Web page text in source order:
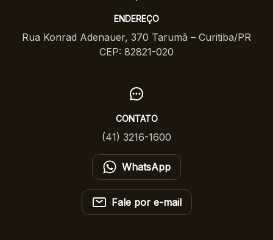
ENDEREÇO
Rua Konrad Adenauer, 370 Tarumã – Curitiba/PR
CEP: 82821-020
CONTATO
(41) 3216-1600
WhatsApp
Fale por e-mail